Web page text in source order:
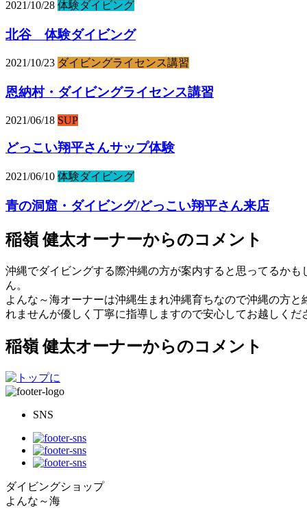
2021/10/28 体験ダイビング
北谷 体験ダイビング
2021/10/23 ダイビングライセンス講習
恩納村・ダイビングライセンス講習
2021/06/18 SUP
どっこい翔平さんサップ体験
2021/06/10 体験ダイビング
青の洞窟・ダイビング/どっこい翔平さん来店
稲嶺 健太オーナーからのコメント
沖縄でダイビングする際沖縄の方が案内すると思ってるか
ん。
よんな～海オーナーは沖縄生まれ沖縄育ちなので沖縄の方
れませんが優しく丁寧に指導しますので安心してお越しくだ
稲嶺 健太オーナーからのコメント
SNS
ダイビングショップ
よんな～海